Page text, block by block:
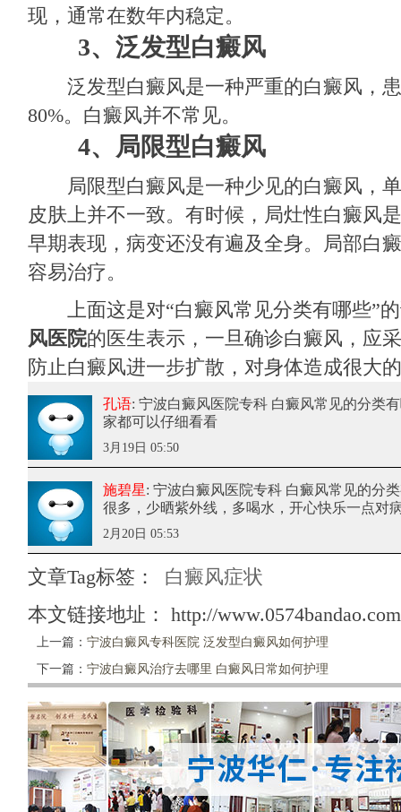
现，通常在数年内稳定。
3、泛发型白癜风
泛发型白癜风是一种严重的白癜风，患
80%。白癜风并不常见。
4、局限型白癜风
局限型白癜风是一种少见的白癜风，单
皮肤上并不一致。有时候，局灶性白癜风
早期表现，病变还没有遍及全身。局部白
容易治疗。
上面这是对“白癜风常见分类有哪些”
风医院的医生表示，一旦确诊白癜风，应
防止白癜风进一步扩散，对身体造成很大
孔语: 宁波白癜风医院专科 白癜风常见的分类
家都可以仔细看看
3月19日 05:50
施碧星: 宁波白癜风医院专科 白癜风常见的分
很多，少晒紫外线，多喝水，开心快乐一点对
2月20日 05:53
文章Tag标签：
白癜风症状
本文链接地址： http://
上一篇： 宁波白癜风专科医院 泛发型白癜风如何护理
下一篇： 宁波白癜风治疗去哪里 白癜风日常如何护理